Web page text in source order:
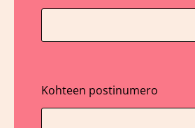
Kohteen postinumero